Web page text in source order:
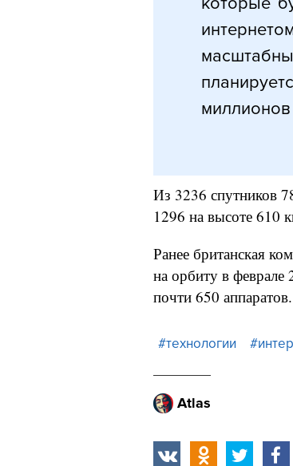
Из 3236 спутников
1296 на высоте 610
Ранее британская
на орбиту в феврале
почти 650 аппаратов.
#технологии
Atlas